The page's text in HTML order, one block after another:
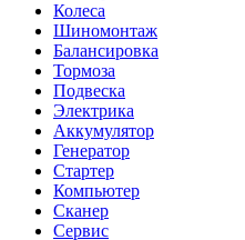
Колеса
Шиномонтаж
Балансировка
Тормоза
Подвеска
Электрика
Аккумулятор
Генератор
Стартер
Компьютер
Сканер
Сервис